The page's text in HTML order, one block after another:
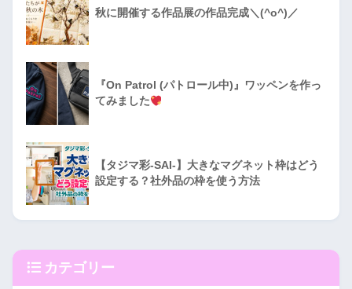
秋に開催する作品展の作品完成＼(^o^)／
『On Patrol (パトロール中)』ワッペンを作っ
てみました
【タジマ彩-SAI-】大きなマグネット枠はどう
設定する？社外品の枠を使う方法
カテゴリー